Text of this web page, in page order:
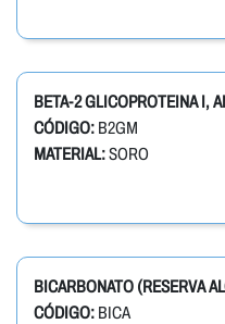
BETA-2 GLICOPROTEINA I,
CÓDIGO: B2GM
MATERIAL:SORO
BICARBONATO (RESERVA
CÓDIGO: BICA